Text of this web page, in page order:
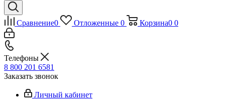
Сравнение0 Отложенные 0 Корзина0 0
Телефоны
8 800 201 6581
Заказать звонок
Личный кабинет